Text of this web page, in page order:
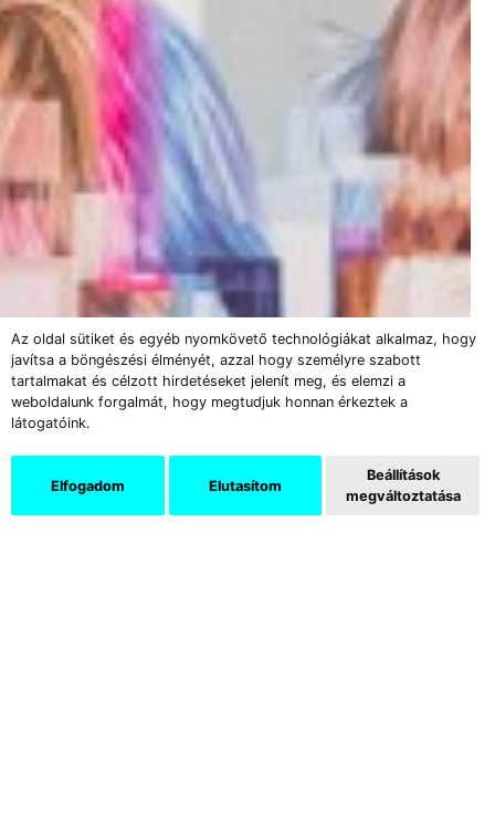
Az oldal sütiket és egyéb nyomkövető technológiákat alkalmaz, hogy
javítsa a böngészési élményét, azzal hogy személyre szabott
tartalmakat és célzott hirdetéseket jelenít meg, és elemzi a
weboldalunk forgalmát, hogy megtudjuk honnan érkeztek a
látogatóink.
Elfogadom Elutasítom
Beállítások
megváltoztatása